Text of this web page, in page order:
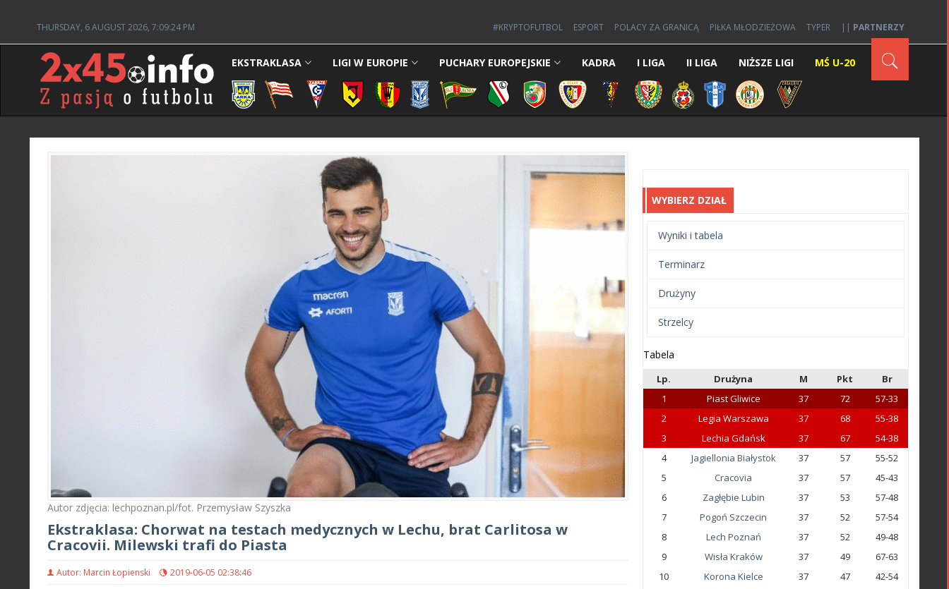
THURSDAY, 6 AUGUST 2026, 7:09:25 PM #KRYPTOFUTBOL ESPORT POLACY ZA GRANICĄ PIŁKA MŁODZIEŻOWA TYPER || PARTNERZY
EKSTRAKLASA LIGI W EUROPIE PUCHARY EUROPEJSKIE KADRA I LIGA II LIGA NIŻSZE LIGI MŚ U-20
Autor zdjęcia: lechpoznan.pl/fot. Przemysław Szyszka
Ekstraklasa: Chorwat na testach medycznych w Lechu, brat Carlitosa w
Cracovii. Milewski trafi do Piasta
Autor: Marcin Łopienski 2019-06-05 02:38:46
WYBIERZ DZIAŁ
Wyniki i tabela
Terminarz
Drużyny
Strzelcy
Tabela
Lp. Drużyna M Pkt
Br
1
Piast Gliwice 37 72
57-33
2
Legia Warszawa 37 68
55-38
3
Lechia Gdańsk 37 67
54-38
4
Jagiellonia Białystok 37 57
55-52
5
Cracovia 37 57
45-43
6
Zagłębie Lubin 37 53
57-48
7
Pogoń Szczecin 37 52
57-54
8
Lech Poznań 37 52
49-48
9
Wisła Kraków 37 49
67-63
10
Korona Kielce 37 47
42-54